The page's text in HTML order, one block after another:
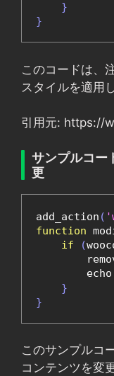
}
}
このコードは、
スタイルを適用
引用元: https://
サンプルコー
更
add_action (
function
if
(
        echo
}
}
このサンプルコ
コンテンツを変